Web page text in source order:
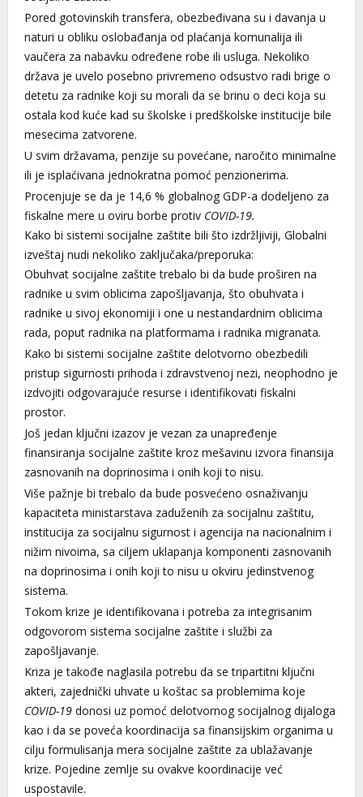
Pored gotovinskih transfera, obezbeđivana su i davanja u
naturi u obliku oslobađanja od plaćanja komunalija ili
vaučera za nabavku određene robe ili usluga. Nekoliko
država je uvelo posebno privremeno odsustvo radi brige o
detetu za radnike koji su morali da se brinu o deci koja su
ostala kod kuće kad su školske i predškolske institucije bile
mesecima zatvorene.
U svim državama, penzije su povećane, naročito minimalne
ili je isplaćivana jednokratna pomoć penzionerima.
Procenjuje se da je 14,6 % globalnog GDP-a dodeljeno za
fiskalne mere u oviru borbe protiv COVID-19.
Kako bi sistemi socijalne zaštite bili što izdržljiviji, Globalni
izveštaj nudi nekoliko zaključaka/preporuka:
Obuhvat socijalne zaštite trebalo bi da bude proširen na
radnike u svim oblicima zapošljavanja, što obuhvata i
radnike u sivoj ekonomiji i one u nestandardnim oblicima
rada, poput radnika na platformama i radnika migranata.
Kako bi sistemi socijalne zaštite delotvorno obezbedili
pristup sigurnosti prihoda i zdravstvenoj nezi, neophodno je
izdvojiti odgovarajuće resurse i identifikovati fiskalni
prostor.
Još jedan ključni izazov je vezan za unapređenje
finansiranja socijalne zaštite kroz mešavinu izvora finansija
zasnovanih na doprinosima i onih koji to nisu.
Više pažnje bi trebalo da bude posvećeno osnaživanju
kapaciteta ministarstava zaduženih za socijalnu zaštitu,
institucija za socijalnu sigurnost i agencija na nacionalnim i
nižim nivoima, sa ciljem uklapanja komponenti zasnovanih
na doprinosima i onih koji to nisu u okviru jedinstvenog
sistema.
Tokom krize je identifikovana i potreba za integrisanim
odgovorom sistema socijalne zaštite i službi za
zapošljavanje.
Kriza je takođe naglasila potrebu da se tripartitni ključni
akteri, zajednički uhvate u koštac sa problemima koje
COVID-19 donosi uz pomoć delotvornog socijalnog dijaloga
kao i da se poveća koordinacija sa finansijskim organima u
cilju formulisanja mera socijalne zaštite za ublažavanje
krize. Pojedine zemlje su ovakve koordinacije već
uspostavile.